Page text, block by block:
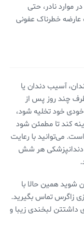
موارد نادر، حتی
خطرناک عفونی
آسیب دندان یا
ظرف چند روز پس از
خودی خود تخلیه شود،
کند تا مطمئن شود
می‌توانید با رعایت
دندانپزشکی هر شش
شوید همین حالا با
زاگرس تماس بگیرید.
داشتتن لبخندی زیبا و